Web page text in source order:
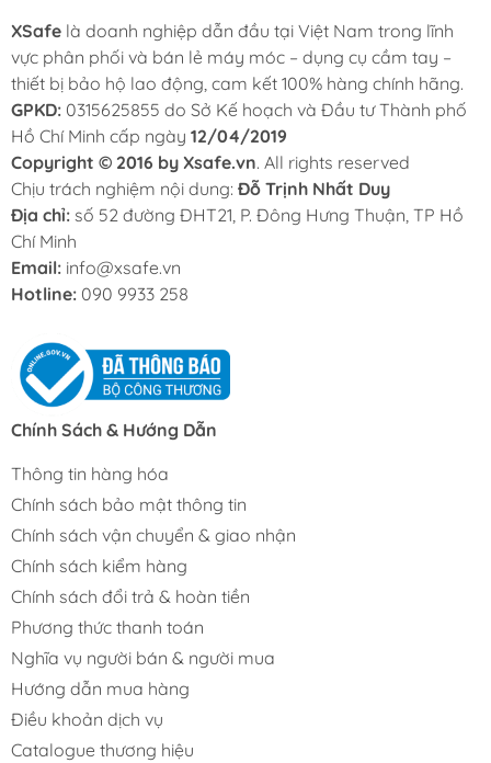
XSafe là doanh nghiệp dẫn đầu tại Việt Nam trong lĩnh
vực phân phối và bán lẻ máy móc – dụng cụ cầm tay –
thiết bị bảo hộ lao động, cam kết 100% hàng chính hãng.
GPKD: 0315625855 do Sở Kế hoạch và Đầu tư Thành phố
Hồ Chí Minh cấp ngày 12/04/2019
Copyright © 2016 by Xsafe.vn. All rights reserved
Chịu trách nghiệm nội dung: Đỗ Trịnh Nhất Duy
Địa chỉ: số 52 đường ĐHT21, P. Đông Hưng Thuận, TP Hồ
Chí Minh
Email: info@xsafe.vn
Hotline: 090 9933 258
Chính Sách & Hướng Dẫn
Thông tin hàng hóa
Chính sách bảo mật thông tin
Chính sách vận chuyển & giao nhận
Chính sách kiểm hàng
Chính sách đổi trả & hoàn tiền
Phương thức thanh toán
Nghĩa vụ người bán & người mua
Hướng dẫn mua hàng
Điều khoản dịch vụ
Catalogue thương hiệu